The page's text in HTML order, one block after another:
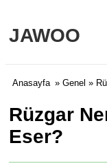
JAWOO
Anasayfa » Genel »
Rüzgar
Eser?